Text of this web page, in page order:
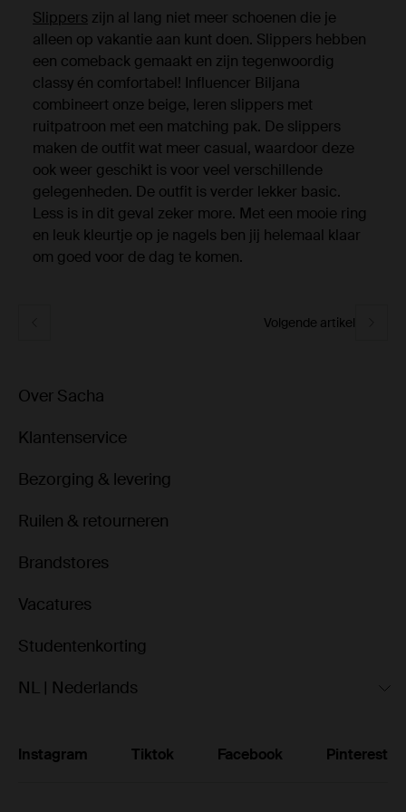
Slippers zijn al lang niet meer schoenen die je
alleen op vakantie aan kunt doen. Slippers hebben
een comeback gemaakt en zijn tegenwoordig
classy én comfortabel! Influencer Biljana
combineert onze beige, leren slippers met
ruitpatroon met een matching pak. De slippers
maken de outfit wat meer casual, waardoor deze
ook weer geschikt is voor veel verschillende
gelegenheden. De outfit is verder lekker basic.
Less is in dit geval zeker more. Met een mooie ring
en leuk kleurtje op je nagels ben jij helemaal klaar
om goed voor de dag te komen.
Volgende artikel
Over Sacha
Klantenservice
Bezorging & levering
Ruilen & retourneren
Brandstores
Vacatures
Studentenkorting
NL | Nederlands
Instagram Tiktok Facebook Pinterest